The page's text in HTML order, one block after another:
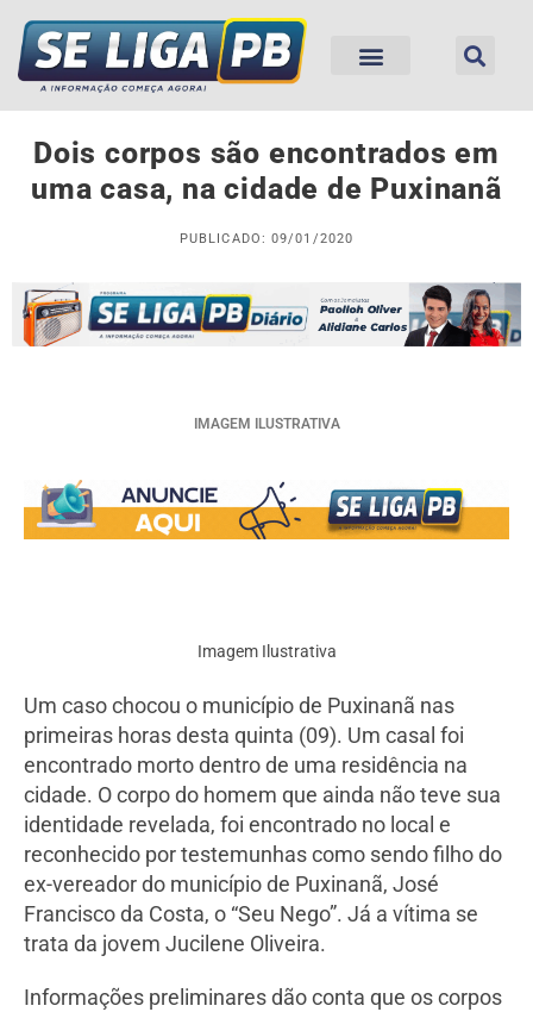
Dois corpos são encontrados em
uma casa, na cidade de Puxinanã
PUBLICADO: 09/01/2020
IMAGEM ILUSTRATIVA
Imagem Ilustrativa
Um caso chocou o município de Puxinanã nas
primeiras horas desta quinta (09). Um casal foi
encontrado morto dentro de uma residência na
cidade. O corpo do homem que ainda não teve sua
identidade revelada, foi encontrado no local e
reconhecido por testemunhas como sendo filho do
ex-vereador do município de Puxinanã, José
Francisco da Costa, o “Seu Nego”. Já a vítima se
trata da jovem Jucilene Oliveira.
Informações preliminares dão conta que os corpos